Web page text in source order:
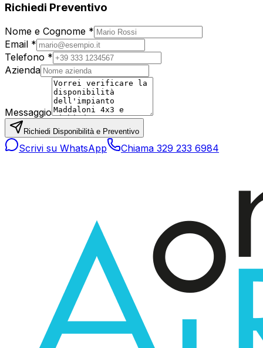
Richiedi Preventivo
Nome e Cognome *
Email *
Telefono *
Azienda
Messaggio
Richiedi Disponibilità e Preventivo
Scrivi su WhatsApp Chiama 329 233 6984